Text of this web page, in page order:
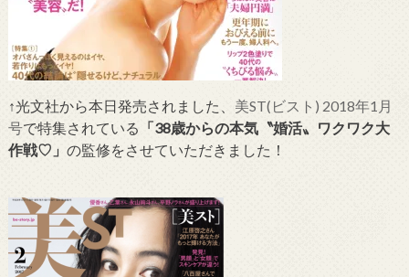
↑光文社から本日発売されました、 美ST(ビスト) 2018年1月
号で特集されている 「38歳からの本気〝婚活〟ワクワク大
作戦♡」 の監修をさせていただきました！